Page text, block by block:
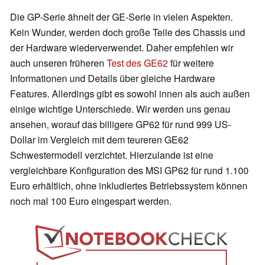
Die GP-Serie ähnelt der GE-Serie in vielen Aspekten.
Kein Wunder, werden doch große Teile des Chassis und
der Hardware wiederverwendet. Daher empfehlen wir
auch unseren früheren Test des GE62für weitere
Informationen und Details über gleiche Hardware
Features. Allerdings gibt es sowohl innen als auch außen
einige wichtige Unterschiede. Wir werden uns genau
ansehen, worauf das billigere GP62 für rund 999 US-
Dollar im Vergleich mit dem teureren GE62
Schwestermodell verzichtet. Hierzulande ist eine
vergleichbare Konfiguration des MSI GP62 für rund 1.100
Euro erhältlich, ohne inkludiertes Betriebssystem können
noch mal 100 Euro eingespart werden.